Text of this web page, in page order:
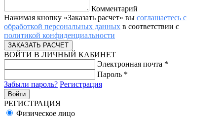
Комментарий
Нажимая кнопку «Заказать расчет» вы соглашаетесь с
обработкой персональных данных в соответствии с
политикой конфиденциальности
ВОЙТИ В ЛИЧНЫЙ КАБИНЕТ
Электронная почта *
Пароль *
Забыли пароль? Регистрация
РЕГИСТРАЦИЯ
Физическое лицо